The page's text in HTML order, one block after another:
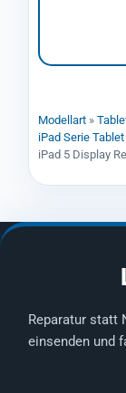
Modellart »
iPad Serie
iPad 5 Display
Reparatur statt
einsenden und